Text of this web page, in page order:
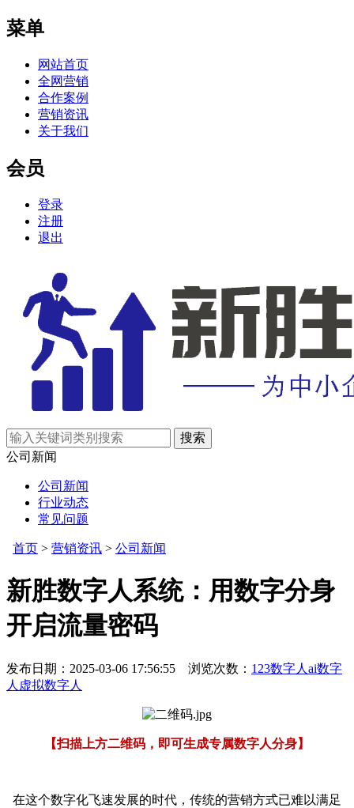
菜单
网站首页
全网营销
合作案例
营销资讯
关于我们
会员
登录
注册
退出
公司新闻
公司新闻
行业动态
常见问题
首页 > 营销资讯 > 公司新闻
新胜数字人系统：用数字分身
开启流量密码
发布日期：2025-03-06 17:56:55 浏览次数： 123数字人 ai数字
人 虚拟数字人
【扫描上方二维码，即可生成专属数字人分身】
在这个数字化飞速发展的时代，传统的营销方式已难以满足